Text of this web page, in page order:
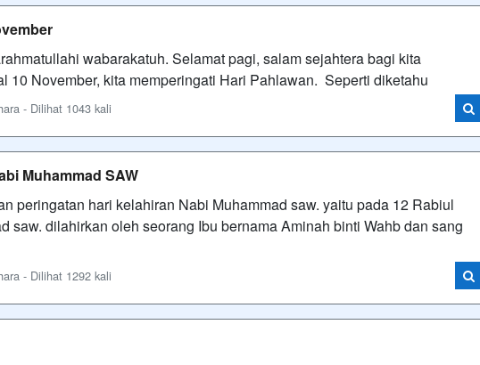
wabarakatuh. Selamat pagi, salam sejahtera bagi kita
10 November, kita memperingati Hari Pahlawan. Seperti diketahu
- Dilihat 1043 kali
Muhammad SAW
peringatan hari kelahiran Nabi Muhammad saw. yaitu pada 12 Rabiul
saw. dilahirkan oleh seorang Ibu bernama Aminah binti Wahb dan sang
- Dilihat 1292 kali